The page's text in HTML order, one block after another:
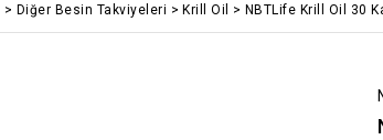
> Diğer Besin Takviyeleri > Krill Oil > NBTLife Krill Oil 30